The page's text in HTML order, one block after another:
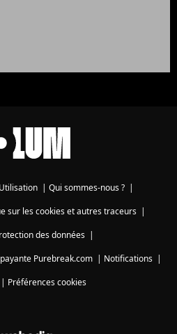
| Qui sommes-nous ? |
sur les cookies et autres traceurs|
des données|
Purebreak.com | Notifications |
| Préférences cookies